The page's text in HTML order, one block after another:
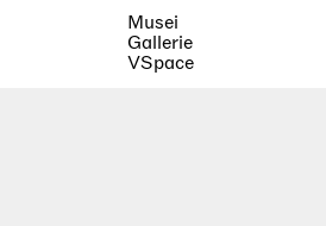
Musei
Gallerie
VSpace